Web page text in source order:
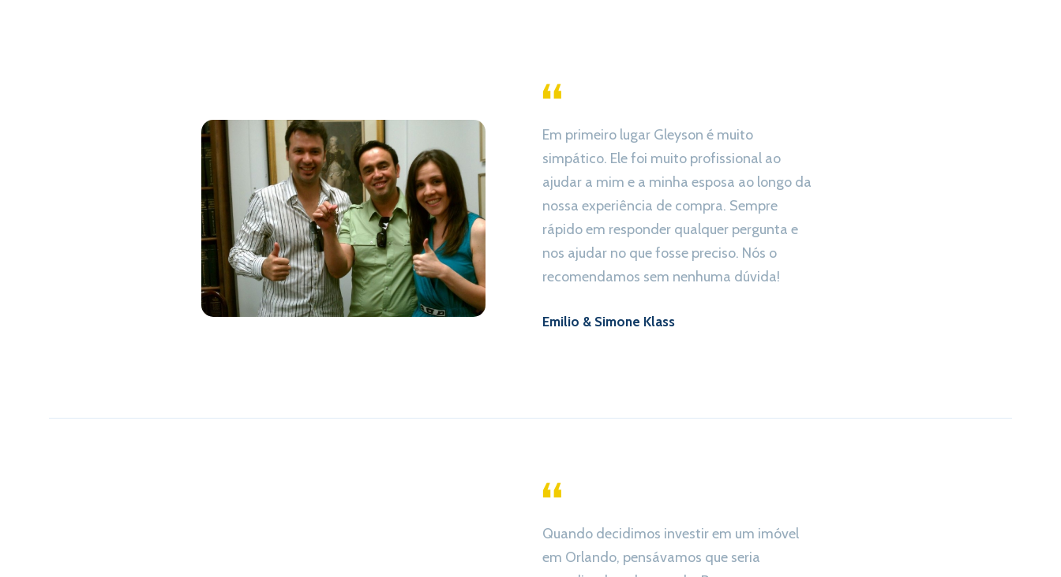
Em primeiro lugar Gleyson é muito
simpático. Ele foi muito profissional ao
ajudar a mim e a minha esposa ao longo da
nossa experiência de compra. Sempre
rápido em responder qualquer pergunta e
nos ajudar no que fosse preciso. Nós o
recomendamos sem nenhuma dúvida!
Emilio & Simone Klass
Quando decidimos investir em um imóvel
em Orlando, pensávamos que seria